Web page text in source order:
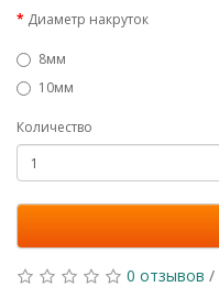
Диаметр накруток
8мм
10мм
Количество
0 отзывов /